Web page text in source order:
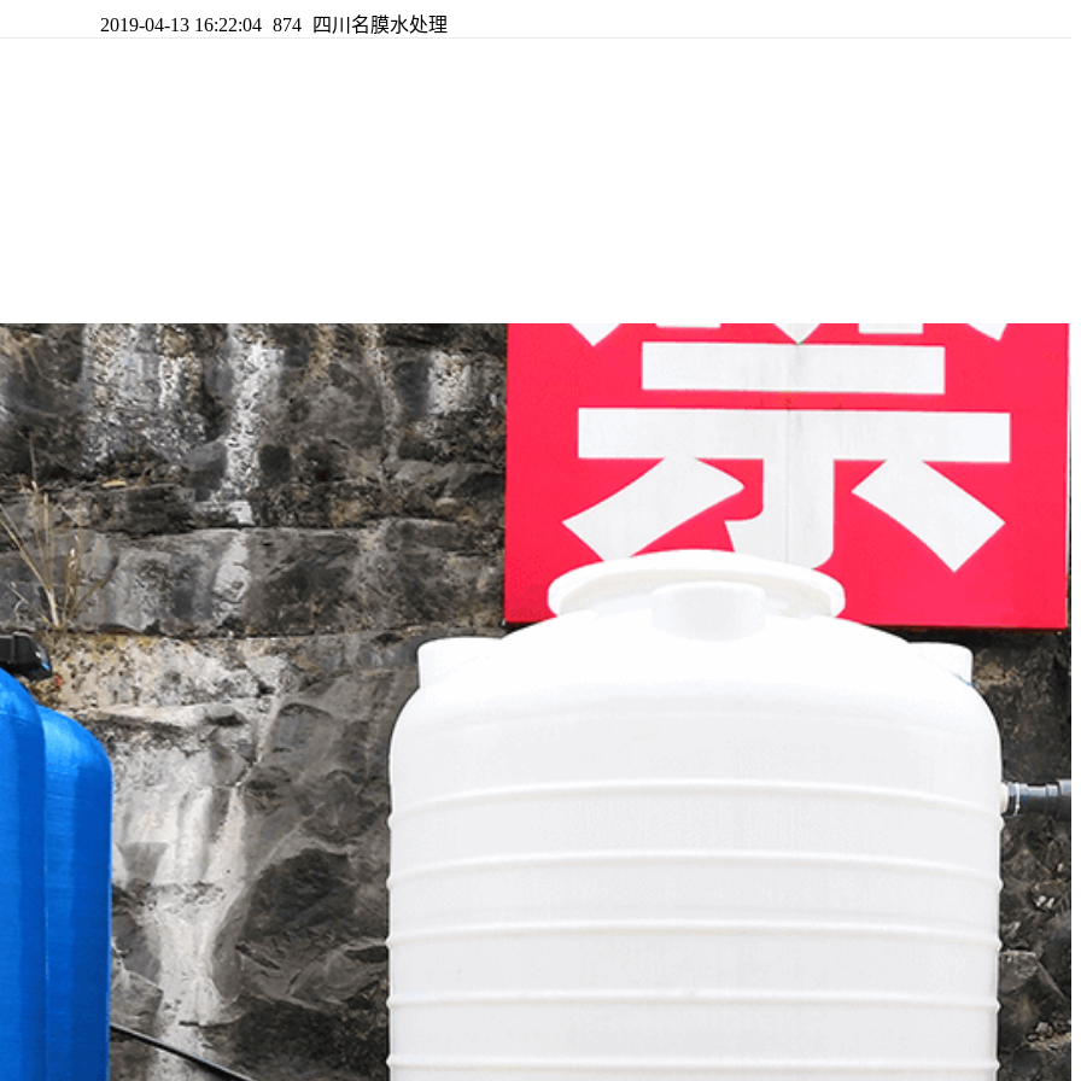
2019-04-13 16:22:04 874 四川名膜水处理